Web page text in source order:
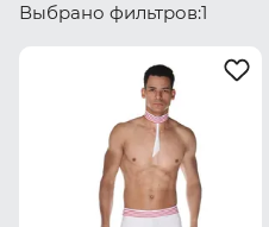
Выбрано фильтров:1